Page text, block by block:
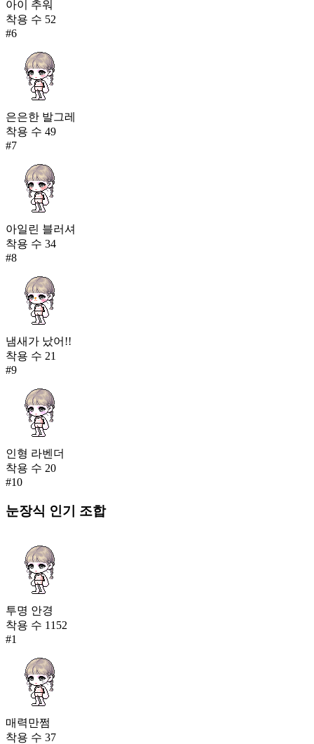
아이 추워
착용 수 52
#6
은은한 발그레
착용 수 49
#7
아일린 블러셔
착용 수 34
#8
냄새가 났어!!
착용 수 21
#9
인형 라벤더
착용 수 20
#10
눈장식 인기 조합
투명 안경
착용 수 1152
#1
매력만쩜
착용 수 37